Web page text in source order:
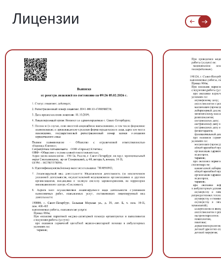
Лицензии